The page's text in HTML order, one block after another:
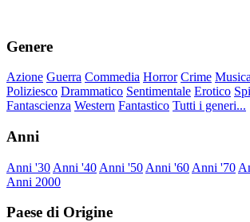
Genere
Azione Guerra Commedia Horror Crime
Poliziesco Drammatico Sentimentale Erotico
Fantascienza Western Fantastico Tutti i generi...
Anni
Anni '30 Anni '40 Anni '50 Anni '60 Anni '70
Anni 2000
Paese di Origine